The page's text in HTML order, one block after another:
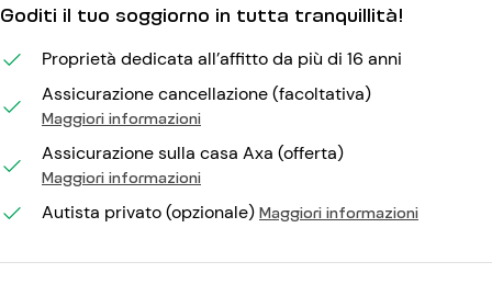
Goditi il tuo soggiorno in tutta tranquillità!
Proprietà dedicata all’affitto da più di 16 anni
Assicurazione cancellazione (facoltativa)
Maggiori informazioni
Assicurazione sulla casa Axa (offerta)
Maggiori informazioni
Autista privato (opzionale) Maggiori informazioni